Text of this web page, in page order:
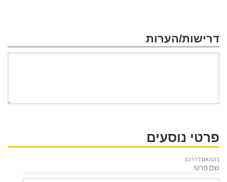
דרישות/הערות
פרטי נוסעים
בהתאם לדרכון
שם פרטי